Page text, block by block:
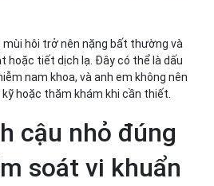
hôi trở nên nặng bất thường và
hoặc tiết dịch lạ. Đây có thể là dấu
nam khoa, và anh em không nên
hoặc thăm khám khi cần thiết.
cậu nhỏ đúng
soát vi khuẩn